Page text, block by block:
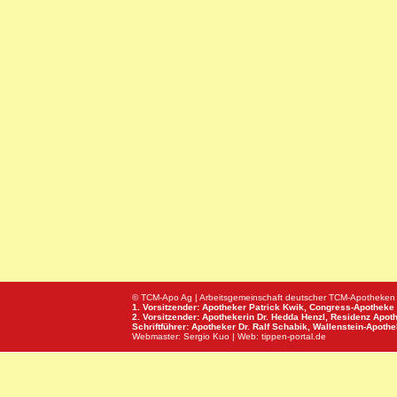
© TCM-Apo Ag | Arbeitsgemeinschaft deutscher TCM-Apotheken
1. Vorsitzender: Apotheker Patrick Kwik, Congress-Apotheke
2. Vorsitzender: Apothekerin Dr. Hedda Henzl, Residenz
Schriftführer: Apotheker Dr. Ralf Schabik, Wallenstein-
Webmaster: Sergio Kuo | Web: tippen-portal.de